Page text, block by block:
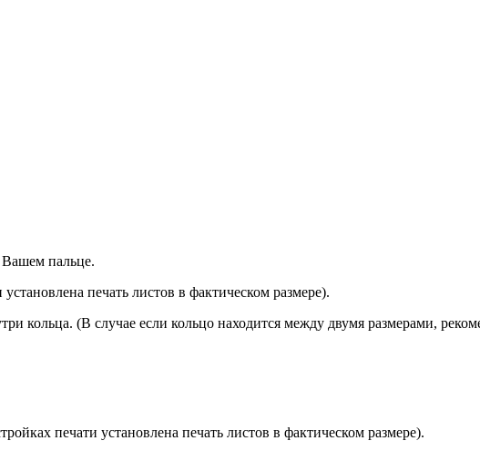
пальце.
печать листов в фактическом размере).
кольца. (В случае если кольцо находится между двумя размерами,
печати установлена печать листов в фактическом размере).